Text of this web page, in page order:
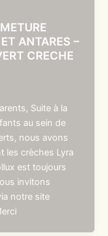
ANTARES –
CRECHE
Suite à la
au sein de
nous avons
les crèches Lyra
est toujours
invitons
notre site